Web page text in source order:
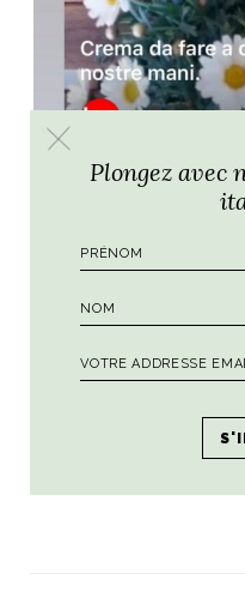
Pour voir la vidéo de
Pour découvrir les
Plongez avec